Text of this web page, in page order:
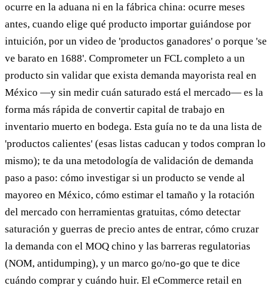
ocurre en la aduana ni en la fábrica china: ocurre meses
antes, cuando elige qué producto importar guiándose por
intuición, por un video de 'productos ganadores' o porque 'se
ve barato en 1688'. Comprometer un FCL completo a un
producto sin validar que exista demanda mayorista real en
México —y sin medir cuán saturado está el mercado— es la
forma más rápida de convertir capital de trabajo en
inventario muerto en bodega. Esta guía no te da una lista de
'productos calientes' (esas listas caducan y todos compran lo
mismo); te da una metodología de validación de demanda
paso a paso: cómo investigar si un producto se vende al
mayoreo en México, cómo estimar el tamaño y la rotación
del mercado con herramientas gratuitas, cómo detectar
saturación y guerras de precio antes de entrar, cómo cruzar
la demanda con el MOQ chino y las barreras regulatorias
(NOM, antidumping), y un marco go/no-go que te dice
cuándo comprar y cuándo huir. El eCommerce retail en